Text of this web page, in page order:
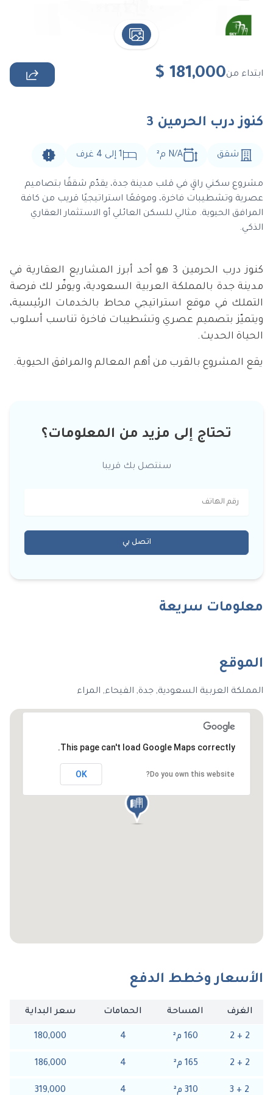
ابتداء من181,000
$
كنوز درب الحرمين 3
شقق N/A م²
1 إلى غرف
مشروع سكني راقٍ في قلب مدينة جدة، يقدّم شققًا بتصاميم
عصرية وتشطيبات فاخرة، وموقعًا استراتيجيًا قريب من كافة
المرافق الحيوية. مثالي للسكن العائلي أو الاستثمار العقاري
الذكي.
كنوز درب الحرمين 3 هو أحد أبرز المشاريع العقارية في
مدينة جدة بالمملكة العربية السعودية، ويوفّر لك فرصة
التملك في موقع استراتيجي محاط بالخدمات الرئيسية،
ويتميّز بتصميم عصري وتشطيبات فاخرة تناسب أسلوب
الحياة الحديث.
يقع المشروع بالقرب من أهم المعالم والمرافق الحيوية.
تحتاج إلى مزيد من المعلومات؟
سنتصل بك قريبا
اتصل بي
معلومات سريعة
الموقع
المملكة العربية السعودية, جدة, الفيحاء, المراء
This page can't load Google Maps correctly.
Do you own this website?
OK
الأسعار وخطط الدفع
الغرف المساحة الحمامات سعر البداية
2
+
2
160 م²
4
180,000
2
+
2
165 م²
4
186,000
2
+
3
310 م²
4
319,000